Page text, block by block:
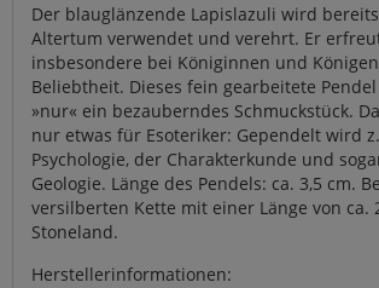
Der blauglänzende Lapislazuli wird
Altertum verwendet und verehrt. Er
insbesondere bei Königinnen und
Beliebtheit. Dieses fein gearbeitete
»nur« ein bezauberndes Schmuckstück.
nur etwas für Esoteriker: Gependelt wird
Psychologie, der Charakterkunde und
Geologie. Länge des Pendels: ca. 3,5 cm.
versilberten Kette mit einer Länge von ca.
Stoneland.
Herstellerinformationen: